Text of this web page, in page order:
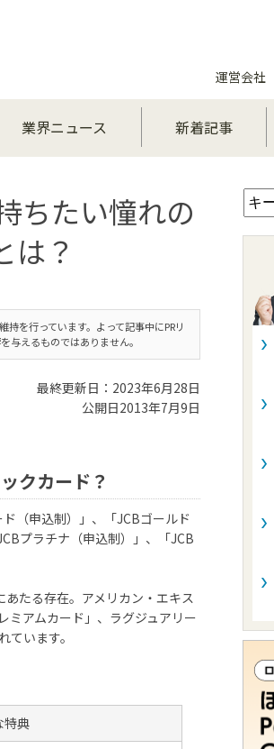
運営会社
業界ニュース 新着記事
ちたい憧れの
は？
を行っています。よって記事中にPRリ
与えるものではありません。
最終更新日：2023年6月28日
公開日2013年7月9日
クカード？
（申込制）」、「JCBゴールド
プラチナ（申込制）」、「JCB
たる存在。アメリカン・エキス
ミアムカード」、ラグジュアリー
います。
特典